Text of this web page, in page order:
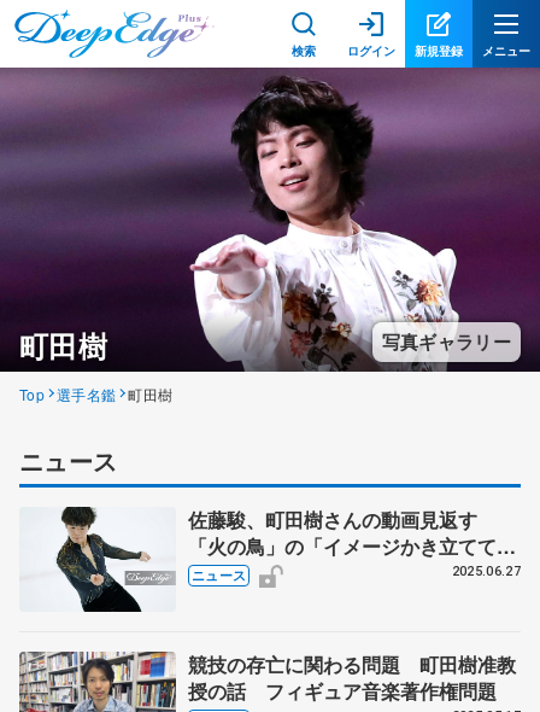
検索 ログイン 新規登録 メニュー
町田樹 写真ギャラリー
Top 選手名鑑 町田樹
ニュース
佐藤駿、町田樹さんの動画見返す
「火の鳥」の「イメージかき立ててき
た」
ニュース 2025.06.27
競技の存亡に関わる問題 町田樹准教
授の話 フィギュア音楽著作権問題